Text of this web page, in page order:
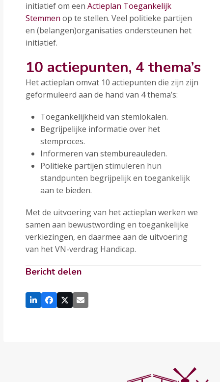
initiatief om eenActieplan Toegankelijk
Stemmen op te stellen. Veel politieke partijen
en (belangen)organisaties ondersteunen het
initiatief.
10 actiepunten, 4 thema’s
Het actieplan omvat 10 actiepunten die zijn zijn
geformuleerd aan de hand van 4 thema’s:
Toegankelijkheid van stemlokalen.
Begrijpelijke informatie over het
stemproces.
Informeren van stembureauleden.
Politieke partijen stimuleren hun
standpunten begrijpelijk en toegankelijk
aan te bieden.
Met de uitvoering van het actieplan werken we
samen aan bewustwording en toegankelijke
verkiezingen, en daarmee aan de uitvoering
van het VN-verdrag Handicap.
Bericht delen